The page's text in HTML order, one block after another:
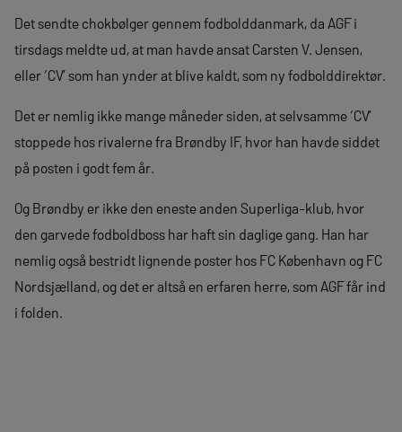
Det sendte chokbølger gennem fodbolddanmark, da AGF i
tirsdags meldte ud, at man havde ansat Carsten V. Jensen,
eller ‘CV’ som han ynder at blive kaldt, som ny fodbolddirektør.
Det er nemlig ikke mange måneder siden, at selvsamme ‘CV’
stoppede hos rivalerne fra Brøndby IF, hvor han havde siddet
på posten i godt fem år.
Og Brøndby er ikke den eneste anden Superliga-klub, hvor
den garvede fodboldboss har haft sin daglige gang. Han har
nemlig også bestridt lignende poster hos FC København og FC
Nordsjælland, og det er altså en erfaren herre, som AGF får ind
i folden.